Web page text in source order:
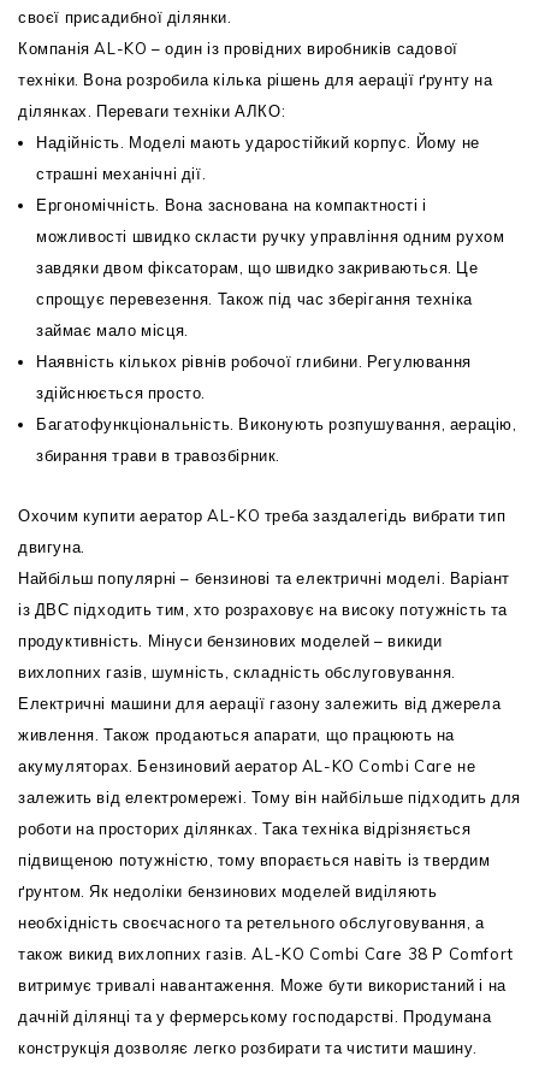
своєї присадибної ділянки.
Компанія AL-KO – один із провідних виробників садової
техніки. Вона розробила кілька рішень для аерації ґрунту на
ділянках. Переваги техніки АЛКО:
Надійність. Моделі мають ударостійкий корпус. Йому не
страшні механічні дії.
Ергономічність. Вона заснована на компактності і
можливості швидко скласти ручку управління одним рухом
завдяки двом фіксаторам, що швидко закриваються. Це
спрощує перевезення. Також під час зберігання техніка
займає мало місця.
Наявність кількох рівнів робочої глибини. Регулювання
здійснюється просто.
Багатофункціональність. Виконують розпушування, аерацію,
збирання трави в травозбірник.
Охочим купити аератор AL-KO треба заздалегідь вибрати тип
двигуна.
Найбільш популярні – бензинові та електричні моделі. Варіант
із ДВС підходить тим, хто розраховує на високу потужність та
продуктивність. Мінуси бензинових моделей – викиди
вихлопних газів, шумність, складність обслуговування.
Електричні машини для аерації газону залежить від джерела
живлення. Також продаються апарати, що працюють на
акумуляторах. Бензиновий аератор AL-KO Combi Care не
залежить від електромережі. Тому він найбільше підходить для
роботи на просторих ділянках. Така техніка відрізняється
підвищеною потужністю, тому впорається навіть із твердим
ґрунтом. Як недоліки бензинових моделей виділяють
необхідність своєчасного та ретельного обслуговування, а
також викид вихлопних газів. AL-KO Combi Care 38 Р Comfort
витримує тривалі навантаження. Може бути використаний і на
дачній ділянці та у фермерському господарстві. Продумана
конструкція дозволяє легко розбирати та чистити машину.